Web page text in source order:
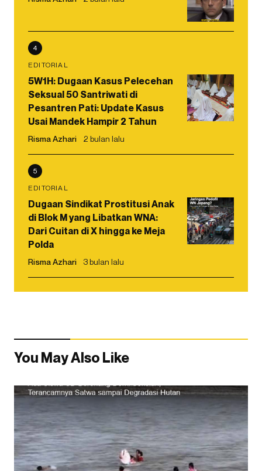
4
EDITORIAL
5W1H: Dugaan Kasus Pelecehan
Seksual 50 Santriwati di
Pesantren Pati: Update Kasus
Usai Mandek Hampir 2 Tahun
Risma Azhari 2 bulan lalu
5
EDITORIAL
Dugaan Sindikat Prostitusi Anak
di Blok M yang Libatkan WNA:
Dari Cuitan di X hingga ke Meja
Polda
Risma Azhari 3 bulan lalu
You May Also Like